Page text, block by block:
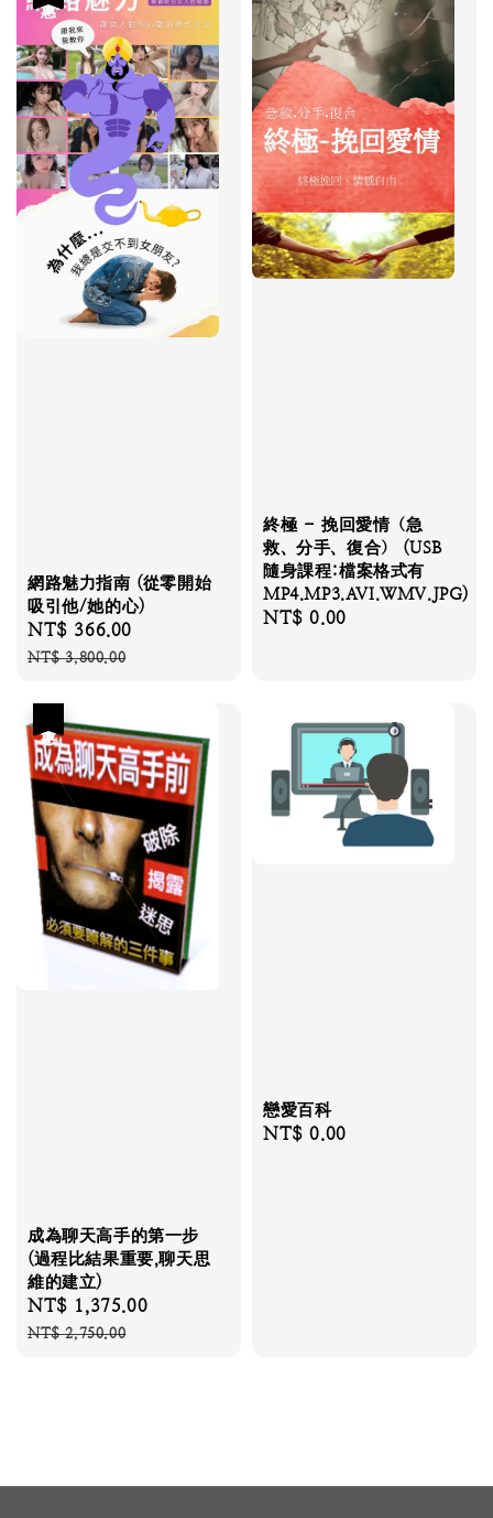
網路魅力指南 (從零開始
吸引他/她的心)
Sale
price
NT$ 366.00
NT$ 3,800.00
終極 - 挽回愛情（急
救、分手、復合） (USB
隨身課程:檔案格式有
MP4.MP3.AVI.WMV.JPG)
Regular
NT$ 0.00
成為聊天高手的第一步
(過程比結果重要,聊天思
維的建立)
Sale
price
NT$ 1,375.00
NT$ 2,750.00
戀愛百科
Regular
NT$ 0.00